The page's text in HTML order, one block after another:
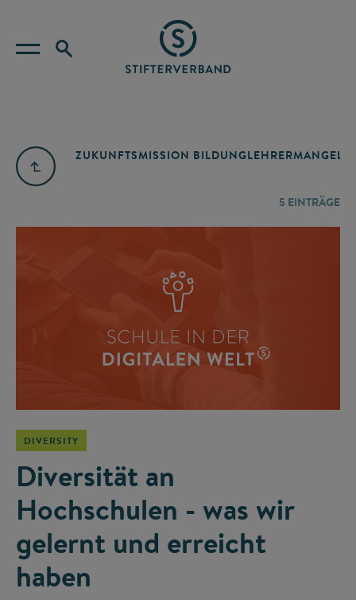
ZUKUNFTSMISSION BILDUNGLEHRERMANGEL
5 EINTRÄGE
DIVERSITY
Diversität an
Hochschulen - was wir
gelernt und erreicht
haben